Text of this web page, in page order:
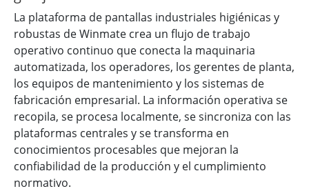
La plataforma de pantallas industriales higiénicas y
robustas de Winmate crea un flujo de trabajo
operativo continuo que conecta la maquinaria
automatizada, los operadores, los gerentes de planta,
los equipos de mantenimiento y los sistemas de
fabricación empresarial. La información operativa se
recopila, se procesa localmente, se sincroniza con las
plataformas centrales y se transforma en
conocimientos procesables que mejoran la
confiabilidad de la producción y el cumplimiento
normativo.